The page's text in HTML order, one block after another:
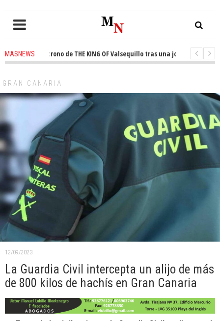
MASNEWS
el trono de THE KING OF Valsequillo tras una jornada de baloncesto
GRAN CANARIA
12/09/2023
La Guardia Civil intercepta un alijo de más
de 800 kilos de hachís en Gran Canaria